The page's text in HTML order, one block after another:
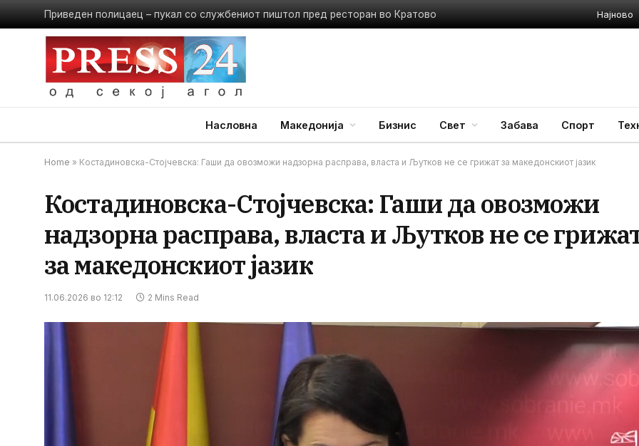
Приведен полицаец – пукал со службениот пиштол пред ресторан во Кратово Најново
Насловна Македонија Бизнис Свет Забава Спорт
Home » Костадиновска-Стојчевска: Гаши да овозможи надзорна расправа, власта и Љутков не се грижат за македонскиот јазик
Костадиновска-Стојчевска: Гаши да овозможи
надзорна расправа, власта и Љутков не се
за македонскиот јазик
11.06.2026 во 12:12 2 Mins Read